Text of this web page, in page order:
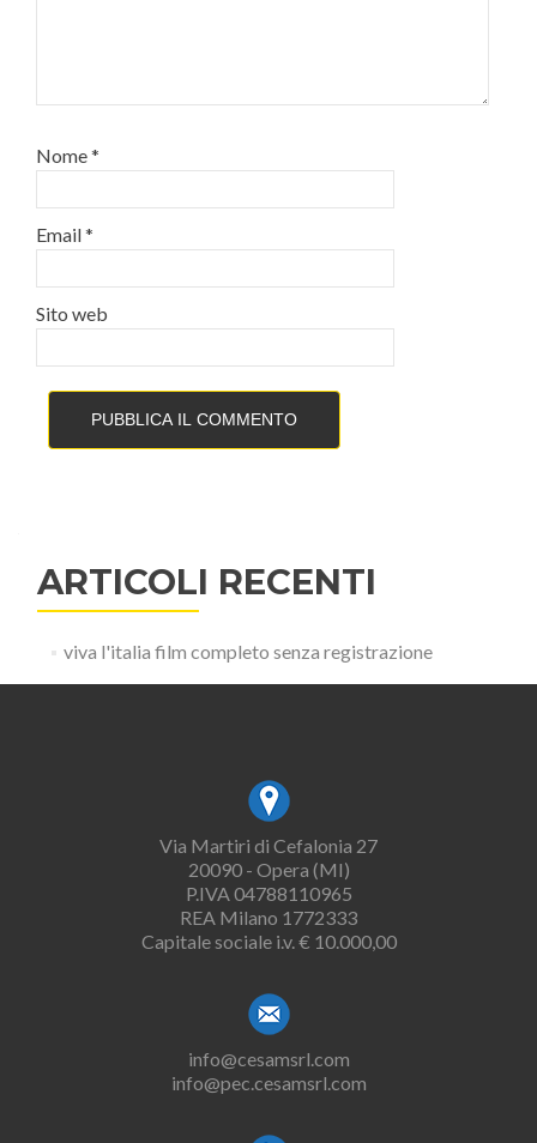
Nome*
Email*
Sito web
ARTICOLI RECENTI
viva l'italia film completo senza registrazione
Via Martiri di Cefalonia 27
20090 - Opera (MI)
P.IVA 04788110965
REA Milano 1772333
Capitale sociale i.v. € 10.000,00
info@cesamsrl.com
info@pec.cesamsrl.com